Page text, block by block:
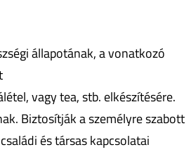
állapotának, a vonatkozó
vagy tea, stb. elkészítésére.
Biztosítják a személyre szabott
és társas kapcsolatai